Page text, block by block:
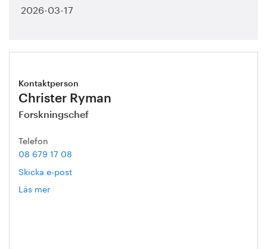
2026-03-17
Kontaktperson
Christer Ryman
Forskningschef
Telefon
08 679 17 08
Skicka e-post
Läs mer